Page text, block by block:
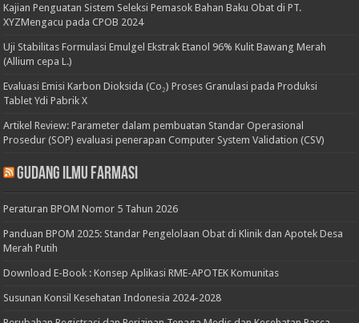
Kajian Penguatan Sistem Seleksi Pemasok Bahan Baku Obat di PT.
XYZMengacu pada CPOB 2024
Uji Stabilitas Formulasi Emulgel Ekstrak Etanol 96% Kulit Bawang Merah
(Allium cepa L.)
Evaluasi Emisi Karbon Dioksida (Co₂) Proses Granulasi pada Produksi
Tablet Ydi Pabrik X
Artikel Review: Parameter dalam pembuatan Standar Operasional
Prosedur (SOP) evaluasi penerapan Computer System Validation (CSV)
Gudang Ilmu Farmasi
Peraturan BPOM Nomor 5 Tahun 2026
Panduan BPOM 2025: Standar Pengelolaan Obat di Klinik dan Apotek Desa
Merah Putih
Download E-Book : Konsep Aplikasi RME-APOTEK Komunitas
Susunan Konsil Kesehatan Indonesia 2024-2028